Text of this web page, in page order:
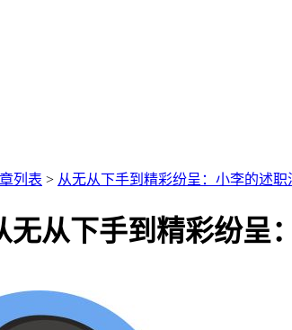
列表 > 从无从下手到精彩纷呈：小李的述
无从下手到精彩纷